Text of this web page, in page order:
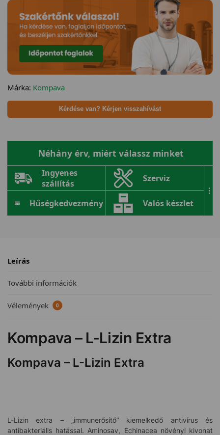
Márka: Kompava
Kérdése van? Kérjen visszahívást
Néhány érv, miért válassz minket
Ingyenes
szállítás
Szerviz
Hűségkedvezmény Valós készlet
...
Leírás
További információk
Vélemények 0
Kompava – L-Lizin Extra
Kompava – L-Lizin Extra
L-Lizin extra – „immunerősítő“ kiemelkedő antivírus és
antibakteriális hatással. Aminosav, Echinacea növényi kivonat